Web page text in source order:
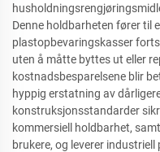
Denne holdbarheten fører til
plastopbevaringskasser
uten å måtte byttes ut eller
kostnadsbesparelsene blir
hyppig erstatning av
konstruksjonsstandarder
kommersiell holdbarhet,
brukere, og leverer